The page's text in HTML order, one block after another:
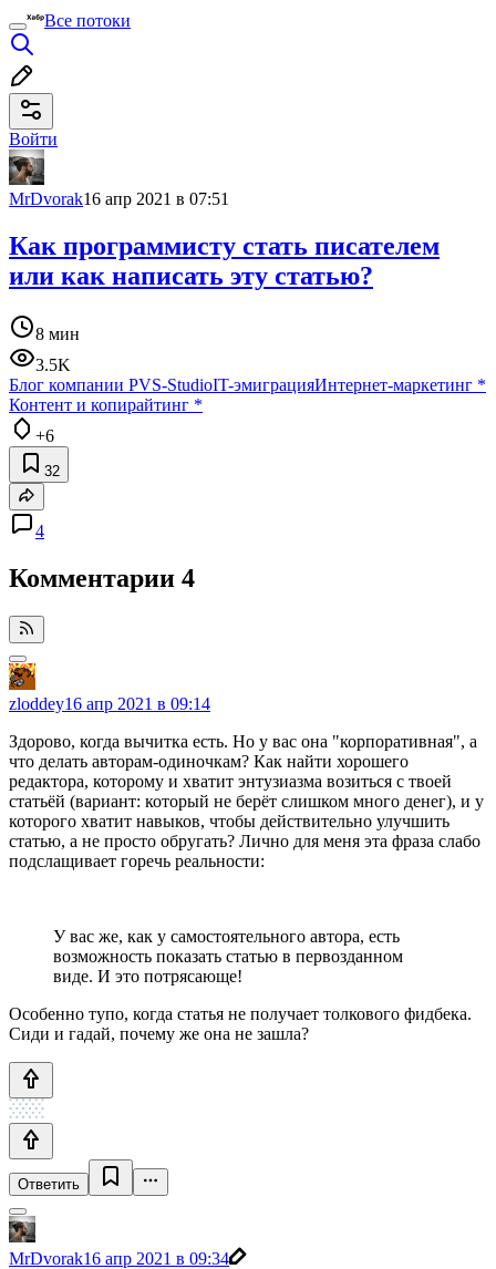
Все потоки
Войти
MrDvorak16 апр 2021 в 07:51
Как программисту стать писателем
или как написать эту статью?
8 мин
3.5K
Блог компании PVS-StudioIT-эмиграцияИнтернет-маркетинг *
Контент и копирайтинг *
+6
32
4
Комментарии 4
zloddey16 апр 2021 в 09:14
Здорово, когда вычитка есть. Но у вас она "корпоративная", а
что делать авторам-одиночкам? Как найти хорошего
редактора, которому и хватит энтузиазма возиться с твоей
статьёй (вариант: который не берёт слишком много денег), и у
которого хватит навыков, чтобы действительно улучшить
статью, а не просто обругать? Лично для меня эта фраза слабо
подслащивает горечь реальности:
У вас же, как у самостоятельного автора, есть
возможность показать статью в первозданном
виде. И это потрясающе!
Особенно тупо, когда статья не получает толкового фидбека.
Сиди и гадай, почему же она не зашла?
Ответить
MrDvorak16 апр 2021 в 09:34